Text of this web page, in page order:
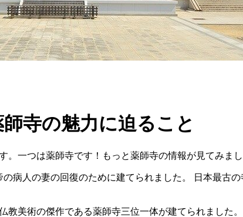
寺の魅力に迫ること
一つは薬師寺です！もっと薬師寺の情報が見てみまし
病人の妻の回復のために建てられました。 日本最古
教美術の傑作である薬師寺三位一体が建てられました